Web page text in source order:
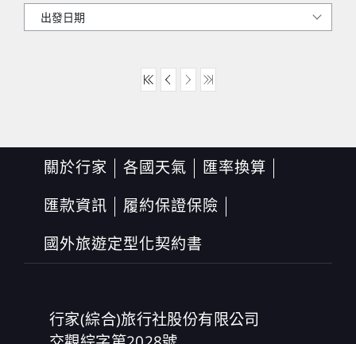
關於行家 各國天氣
匯率換算
匯款資訊
履約保證保險
國外旅遊定型化契約書
行家(綜合)旅行社股份有限公司